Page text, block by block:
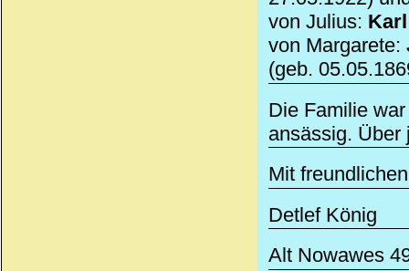
von Julius:
von Margarete:
(geb.
Die Familie
ansässig. Über
Mit
Detlef König
Alt Nowawes